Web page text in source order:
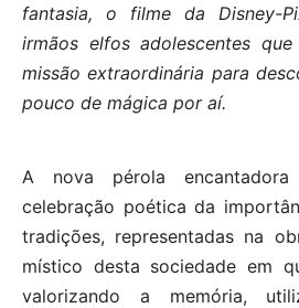
fantasia, o filme da Disney-
irmãos elfos adolescentes
missão extraordinária para
pouco de mágica por aí.
A nova pérola
celebração poética da
tradições, representadas na
místico desta sociedade em
valorizando a memória,